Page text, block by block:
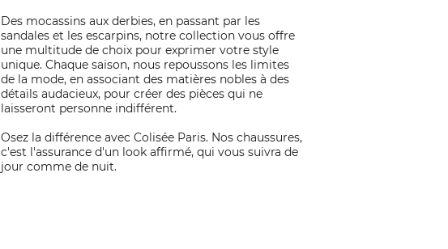
Des mocassins aux derbies, en passant par les
sandales et les escarpins, notre collection vous offre
une multitude de choix pour exprimer votre style
unique. Chaque saison, nous repoussons les limites
de la mode, en associant des matières nobles à des
détails audacieux, pour créer des pièces qui ne
laisseront personne indifférent.
Osez la différence avec Colisée Paris. Nos chaussures,
c'est l'assurance d'un look affirmé, qui vous suivra de
jour comme de nuit.